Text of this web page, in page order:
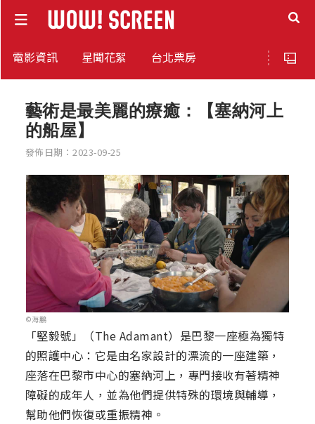
電影資訊 星聞花絮 台北票房
藝術是最美麗的療癒：【塞納河上
的船屋】
發佈日期：2023-09-25
©海鵬
「堅毅號」（The Adamant）是巴黎一座極為獨特
的照護中心：它是由名家設計的漂流的一座建築，
座落在巴黎市中心的塞納河上，專門接收有著精神
障礙的成年人，並為他們提供特殊的環境與輔導，
幫助他們恢復或重振精神。